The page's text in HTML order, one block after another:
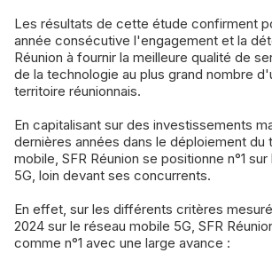
Les résultats de cette étude confirment
année consécutive l'engagement et la
Réunion à fournir la meilleure qualité de
de la technologie au plus grand nombre
territoire réunionnais.
En capitalisant sur des investissements
dernières années dans le déploiement du
mobile, SFR Réunion se positionne n°1
5G, loin devant ses concurrents.
En effet, sur les différents critères
2024 sur le réseau mobile 5G, SFR
comme n°1 avec une large avance :